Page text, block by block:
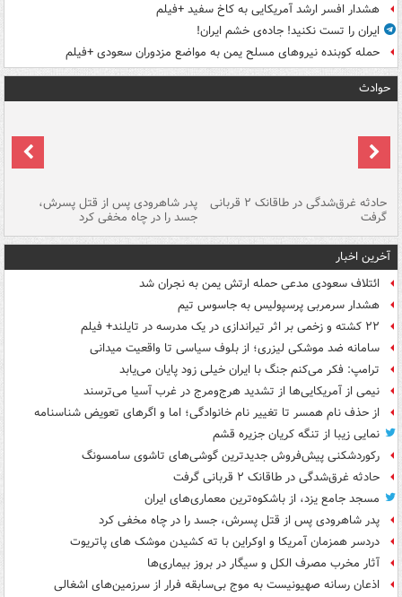
هشدار افسر ارشد آمریکایی به کاخ سفید +فیلم
ایران را تست نکنید! جاده‌ی خشم ایران!
حمله کوبنده نیروهای مسلح یمن به مواضع مزدوران سعودی +فیلم
حوادث
حادثه غرق‌شدگی در طاقانک ۲ قربانی
گرفت
پدر شاهرودی پس از قتل پسرش،
جسد را در چاه مخفی کرد
آخرین اخبار
ائتلاف سعودی مدعی حمله ارتش یمن به نجران شد
هشدار سرمربی پرسپولیس به جاسوس تیم
۲۲ کشته و زخمی بر اثر تیراندازی در یک مدرسه در تایلند+ فیلم
سامانه ضد موشکی لیزری؛ از بلوف سیاسی تا واقعیت میدانی
ترامپ: فکر می‌کنم جنگ با ایران خیلی زود پایان می‌یابد
نیمی از آمریکایی‌ها از تشدید هرج‌ومرج در غرب آسیا می‌ترسند
از حذف نام همسر تا تغییر نام خانوادگی؛ اما و اگرهای تعویض شناسنامه
نمایی زیبا از تنگه کریان جزیره قشم
رکوردشکنی پیش‌فروش جدیدترین گوشی‌های تاشوی سامسونگ
حادثه غرق‌شدگی در طاقانک ۲ قربانی گرفت
مسجد جامع یزد، از باشکوه‌ترین معماری‌های ایران
پدر شاهرودی پس از قتل پسرش، جسد را در چاه مخفی کرد
دردسر همزمان آمریکا و اوکراین با ته کشیدن موشک های پاتریوت
آثار مخرب مصرف الکل و سیگار در بروز بیماری‌ها
اذعان رسانه صهیونیست به موج بی‌سابقه فرار از سرزمین‌های اشغالی